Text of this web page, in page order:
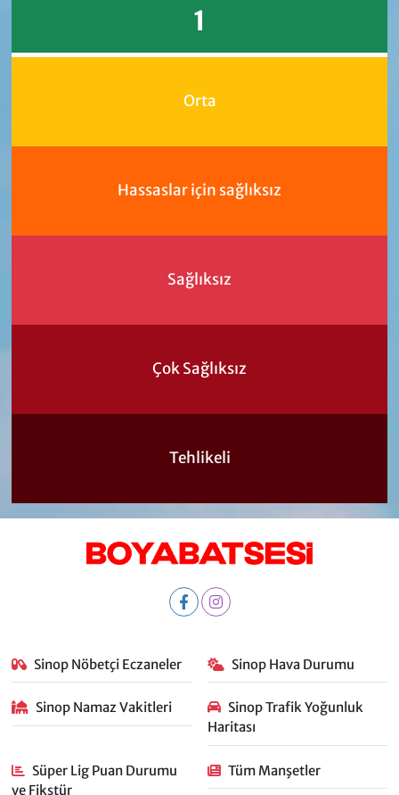
1
Orta
Hassaslar için sağlıksız
Sağlıksız
Çok Sağlıksız
Tehlikeli
Sinop Nöbetçi Eczaneler Sinop Hava Durumu
Sinop Namaz Vakitleri
Sinop Trafik Yoğunluk
Haritası
Süper Lig Puan Durumu
ve Fikstür
Tüm Manşetler